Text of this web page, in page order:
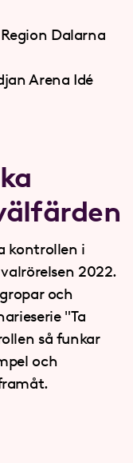
Dalarna
Arena Idé
kontrollen i
2022.
och
"Ta
så funkar
och